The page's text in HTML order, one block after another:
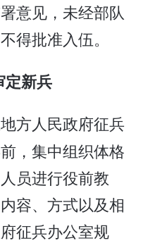
意见，未经部队
得批准入伍。
新兵
方人民政府征兵
，集中组织体格
员进行役前教
容、方式以及相
征兵办公室规